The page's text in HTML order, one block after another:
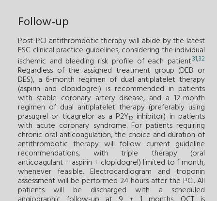
Follow-up
Post-PCI antithrombotic therapy will abide by the latest
ESC clinical practice guidelines, considering the individual
ischemic and bleeding risk profile of each patient.31,32
Regardless of the assigned treatment group (DEB or
DES), a 6-month regimen of dual antiplatelet therapy
(aspirin and clopidogrel) is recommended in patients
with stable coronary artery disease, and a 12-month
regimen of dual antiplatelet therapy (preferably using
prasugrel or ticagrelor as a P2Y12 inhibitor) in patients
with acute coronary syndrome. For patients requiring
chronic oral anticoagulation, the choice and duration of
antithrombotic therapy will follow current guideline
recommendations, with triple therapy (oral
anticoagulant + aspirin + clopidogrel) limited to 1 month,
whenever feasible. Electrocardiogram and troponin
assessment will be performed 24 hours after the PCI. All
patients will be discharged with a scheduled